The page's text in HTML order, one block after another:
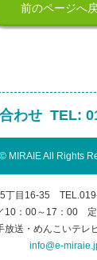
前のページへ
わせ TEL:
© MIRAIE All Rights
5丁目16-35
10：00～17：00 定
放送・めんこいテ
info@e-